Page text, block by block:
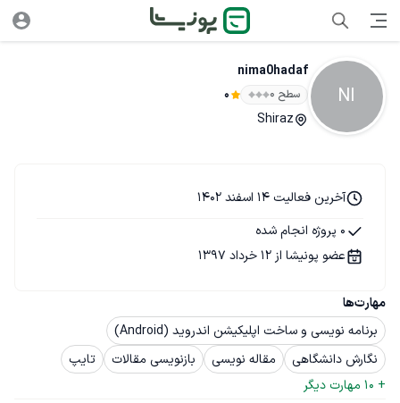
NI
nima0hadaf
سطح ۰ 0
Shiraz
مهارت‌ها
برنامه نویسی و ساخت اپلیکیشن اندروید (Android)
نگارش دانشگاهی
مقاله نویسی بازنویسی مقالات
تایپ
+
10 مهارت دیگر
آخرین فعالیت 14 اسفند 1402
0 پروژه انجام شده
عضو پونیشا از 12 خرداد 1397